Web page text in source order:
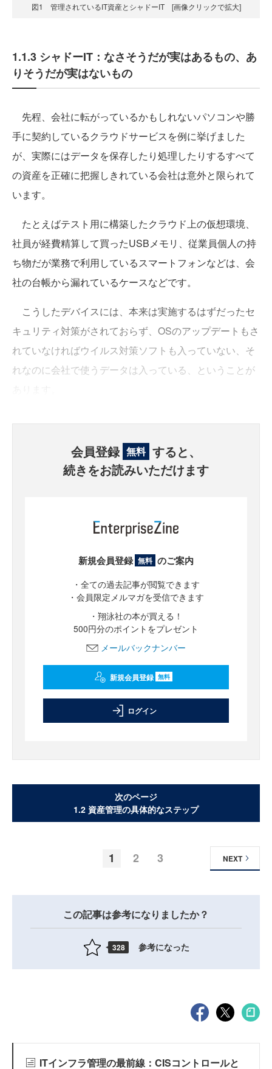
図1 管理されているIT資産とシャドーIT [画像クリックで拡大]
1.1.3 シャドーIT：なさそうだが実はあるもの、あ
りそうだが実はないもの
先程、会社に転がっているかもしれないパソコンや勝
手に契約しているクラウドサービスを例に挙げました
が、実際にはデータを保存したり処理したりするすべて
の資産を正確に把握しきれている会社は意外と限られて
います。
たとえばテスト用に構築したクラウド上の仮想環境、
社員が経費精算して買ったUSBメモリ、従業員個人の持
ち物だが業務で利用しているスマートフォンなどは、会
社の台帳から漏れているケースなどです。
こうしたデバイスには、本来は実施するはずだったセ
キュリティ対策がされておらず、OSのアップデートもさ
れていなければウイルス対策ソフトも入っていない、そ
れなのに会社で使うデータは入っている、ということが
会員登録 無料 すると、
続きをお読みいただけます
新規会員登録 無料 のご案内
・全ての過去記事が閲覧できます
・会員限定メルマガを受信できます
・翔泳社の本が買える！
500円分のポイントをプレゼント
メールバックナンバー
新規会員登録 無料
ログイン
次のページ
1.2 資産管理の具体的なステップ
1 2 3 NEXT
この記事は参考になりましたか？
328 参考になった
ITインフラ管理の最前線：CISコントロールと